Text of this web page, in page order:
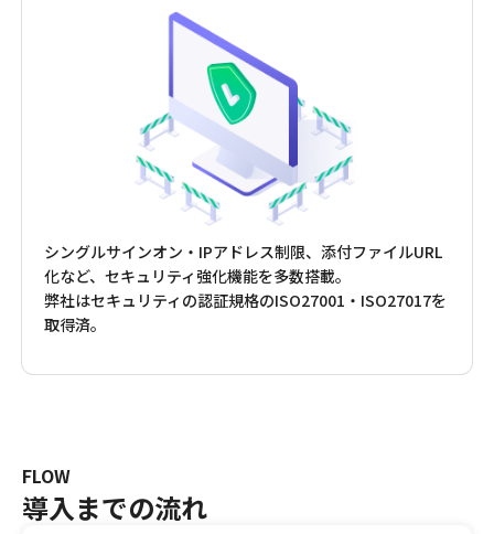
シングルサインオン・IPアドレス制限、添付ファイルURL
化など、セキュリティ強化機能を多数搭載。
弊社はセキュリティの認証規格のISO27001・ISO27017を
取得済。
FLOW
導入までの流れ